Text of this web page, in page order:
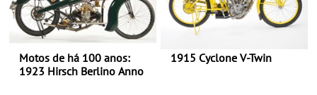
Motos de há 100 anos:
1923 Hirsch Berlino Anno
1915 Cyclone V-Twin